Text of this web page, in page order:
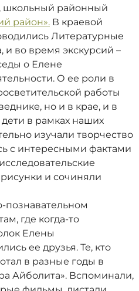
, школьный районный
район». В краевой
Литературные
и во время экскурсий –
о Елене
О ее роли в
работы
но и в крае, и в
в рамках наших
изучали творчество
с интересными фактами
и сочиняли
где когда-то
Елены
ее друзья. Те, кто
в разные годы в
Айболита». Вспоминали,